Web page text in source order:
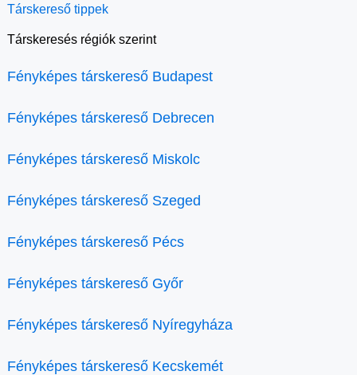
Társkereső tippek
Társkeresés régiók szerint
Fényképes társkereső Budapest
Fényképes társkereső Debrecen
Fényképes társkereső Miskolc
Fényképes társkereső Szeged
Fényképes társkereső Pécs
Fényképes társkereső Győr
Fényképes társkereső Nyíregyháza
Fényképes társkereső Kecskemét